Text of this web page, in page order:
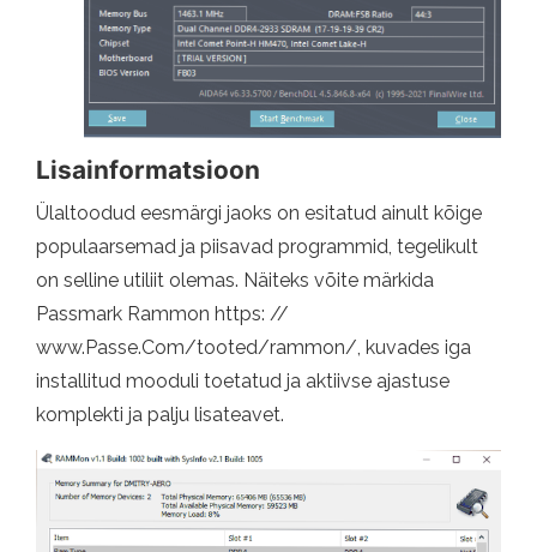
Lisainformatsioon
Ülaltoodud eesmärgi jaoks on esitatud ainult kõige
populaarsemad ja piisavad programmid, tegelikult
on selline utiliit olemas. Näiteks võite märkida
Passmark Rammon https: //
www.Passe.Com/tooted/rammon/, kuvades iga
installitud mooduli toetatud ja aktiivse ajastuse
komplekti ja palju lisateavet.